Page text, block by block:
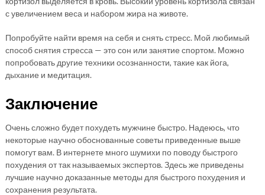
с увеличением веса и набором жира на животе.
Попробуйте найти время на себя и снять стресс. Мой любимый
способ снятия стресса — это сон или занятие спортом. Можно
попробовать другие техники осознанности, такие как йога,
дыхание и медитация.
Заключение
Очень сложно будет похудеть мужчине быстро. Надеюсь, что
некоторые научно обоснованные советы приведенные выше
помогут вам. В интернете много шумихи по поводу быстрого
похудения от так называемых экспертов. Здесь же приведены
лучшие научно доказанные методы для быстрого похудения и
сохранения результата.